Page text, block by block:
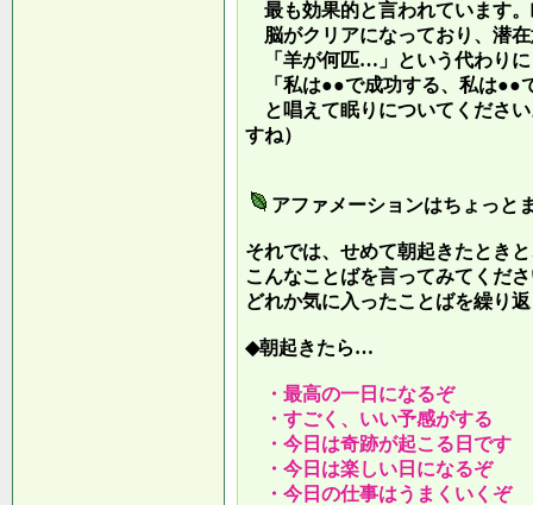
最も効果的と言われています
脳がクリアになっており、潜
「羊が何匹…」という代わりに
「私は●●で成功する、私は●●
と唱えて眠りについてくださ
すね）
アファメーションはちょっと
それでは、せめて朝起きたとき
こんなことばを言ってみてくだ
どれか気に入ったことばを繰り
◆朝起きたら…
・最高の一日になるぞ
・すごく、いい予感がする
・今日は奇跡が起こる日です
・今日は楽しい日になるぞ
・今日の仕事はうまくいくぞ